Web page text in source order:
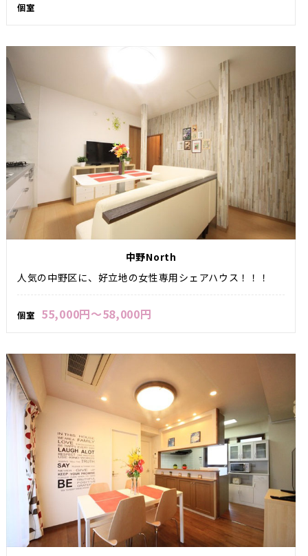
個室
中野North
人気の中野区に、好立地の女性専用シェアハウス！！！
個室 55,000円～58,000円